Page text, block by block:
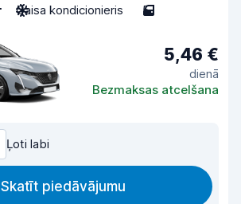
Gaisa kondicionieris 5
5,46 €
dienā
Bezmaksas atcelšana
Ļoti labi
Skatīt piedāvājumu